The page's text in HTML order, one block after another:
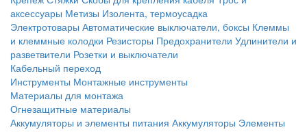
аксессуары Метизы Изолента, термоусадка
Электротовары Автоматические выключатели, боксы Клеммы
и клеммные колодки Резисторы Предохранители Удлинители и
разветвители Розетки и выключатели
Кабельный переход
Инструменты Монтажные инструменты
Материалы для монтажа
Огнезащитные материалы
Аккумуляторы и элементы питания Аккумуляторы Элементы